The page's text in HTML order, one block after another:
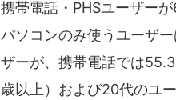
携帯電話・PHSユーザー
パソコンのみ使うユーザ
ザーが、携帯電話では
歳以上）および20代のユ